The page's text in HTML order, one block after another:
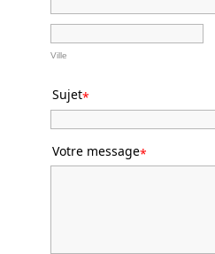
Ville
Sujet*
Votre message*